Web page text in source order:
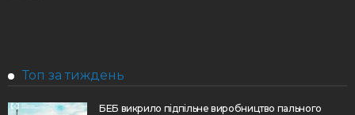
Топ за тиждень
БЕБ викрило підпільне виробництво пального